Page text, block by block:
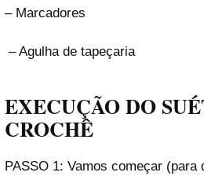
– Marcadores
– Agulha de tapeçaria
EXECUÇÃODO
CROCHÊ
PASSO 1: Vamos começar (para